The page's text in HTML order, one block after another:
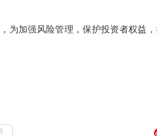
为加强风险管理，保护投资者权益